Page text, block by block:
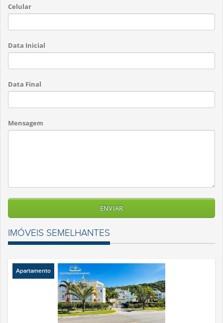
Celular
Data Inicial
Data Final
Mensagem
IMÓVEIS SEMELHANTES
Apartamento